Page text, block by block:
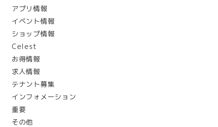
アプリ情報
イベント情報
ショップ情報
Celest
お得情報
求人情報
テナント募集
インフォメーション
重要
その他